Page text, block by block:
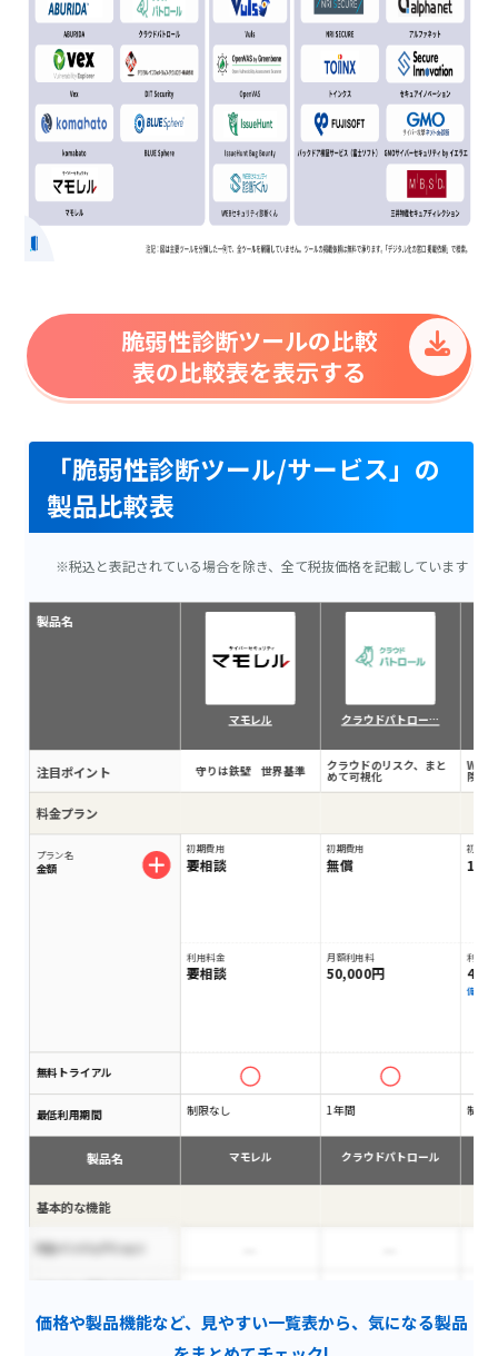
脆弱性診断ツールの比較
表の比較表を表示する
「脆弱性診断ツール/サービス」の
製品比較表
※税込と表記されている場合を除き、全て税抜価格を記載しています
製品名
注目ポイント
料金プラン
プラン名
金額
無料トライアル
最低利用期間
製品名
基本的な機能
SQLインジェクション
グラスボックス診断
マモレル
守りは鉄壁 世界基準
初期費用
要相談
利用料金
要相談
制限なし
マモレル
クラウドパトロー…
クラウドのリスク、まと
めて可視化
初期費用
無償
月額利用料
50,000円
1年間
クラウドパトロール
Web
険
初期費
10
利用料
備考
制限
価格や製品機能など、見やすい一覧表から、気になる製品